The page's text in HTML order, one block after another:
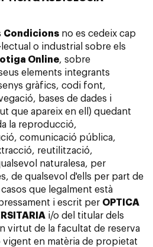
Condicions no es cedeix cap
o industrial sobre els
Online, sobre
elements integrants
gràfics, codi font,
bases de dades i
que apareix en ell) quedant
la reproducció,
comunicació pública,
reutilització,
naturalesa, per
de qualsevol d'ells per part de
que legalment està
i escrit per OPTICA
i/o del titular dels
virtut de la facultat de reserva
vigent en matèria de propietat